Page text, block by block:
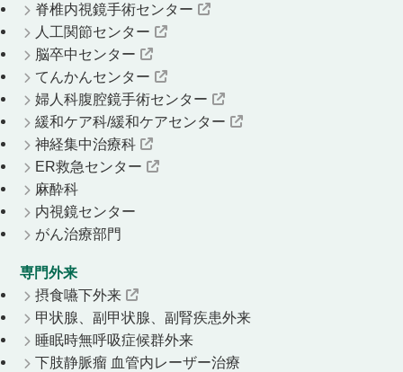
脊椎内視鏡手術センター
人工関節センター
脳卒中センター
てんかんセンター
婦人科腹腔鏡手術センター
緩和ケア科/緩和ケアセンター
神経集中治療科
ER救急センター
麻酔科
内視鏡センター
がん治療部門
専門外来
摂食嚥下外来
甲状腺、副甲状腺、副腎疾患外来
睡眠時無呼吸症候群外来
下肢静脈瘤 血管内レーザー治療